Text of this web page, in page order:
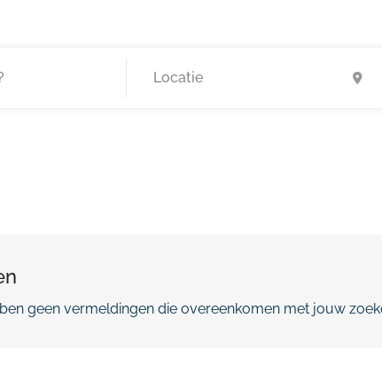
geen vermeldingen die overeenkomen met jouw